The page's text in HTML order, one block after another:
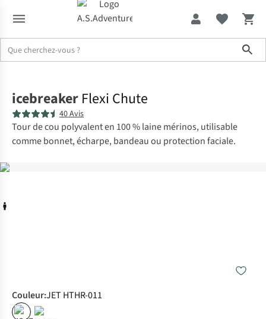
icebreaker Flexi Chute
40 Avis
Tour de cou polyvalent en 100 % laine mérinos, utilisable
comme bonnet, écharpe, bandeau ou protection faciale.
Couleur:JET HTHR-011